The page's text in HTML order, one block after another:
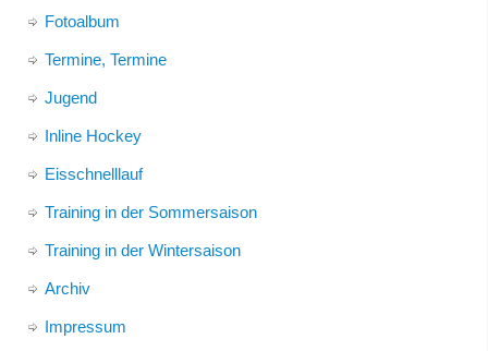
Fotoalbum
Termine, Termine
Jugend
Inline Hockey
Eisschnelllauf
Training in der Sommersaison
Training in der Wintersaison
Archiv
Impressum